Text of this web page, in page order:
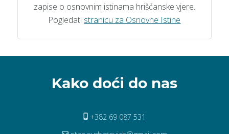
zapise o osnovnim istinama hrišćanske vjere.
Pogledati stranicu za Osnovne Istine
Kako doći do nas
+382 69 087 531